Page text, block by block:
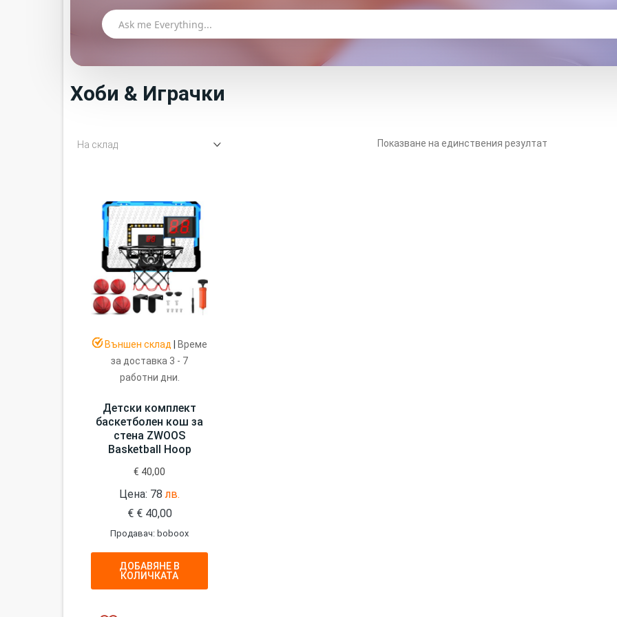
Хоби & Играчки
Показване на единствения резултат
Външен склад
Време
за доставка 3 - 7
работни дни.
Детски комплект
баскетболен кош за
стена ZWOOS
Basketball Hoop
€ 40,00
Цена: 78лв.
€ €40,00
Продавач: boboox
ДОБАВЯНЕ В
КОЛИЧКАТА